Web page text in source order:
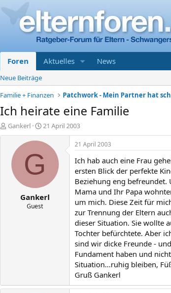
Foren Aktuelles News
Neue Beiträge
Familie + Finanzen
Patchwork - Mein Partner hat
Ich heirate eine Familie
E
r
Gankerl
E
r
s
e
l
t
a
m
21 April 2003
G
Gankerl
Guest
21 April 2003
Ich hab auch eine Frau
ersten Blick der perfekte
Beziehung eng befreundet.
Mama und Ihr Papa
um mich. Diese Zeit für
zur Trennung der Eltern
dieser Situation. Sie wollte
Tochter befürchtete. Aber
sind wir dicke Freunde -
Fundament haben und
Situation...ruhig bleiben,
Gruß Gankerl